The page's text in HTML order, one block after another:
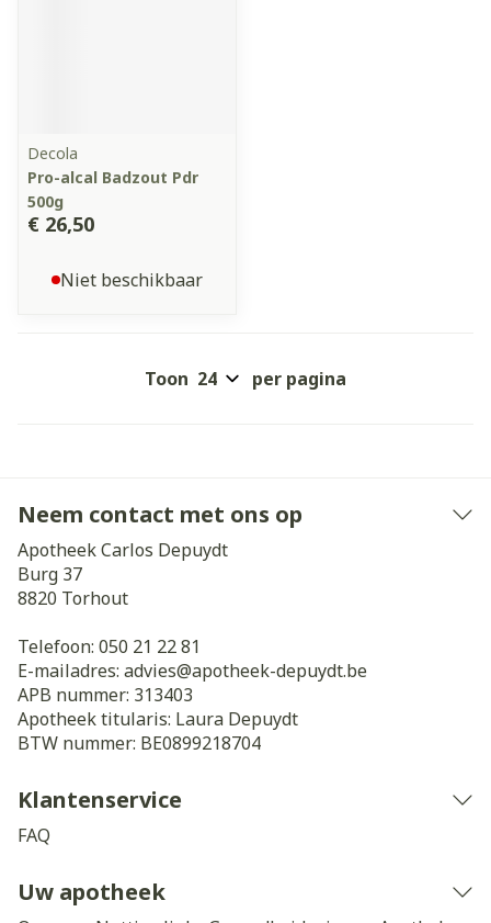
Decola
Pro-alcal Badzout Pdr
500g
€ 26,50
Niet beschikbaar
Toon per pagina
Neem contact met ons op
Apotheek Carlos Depuydt
Burg 37
8820 Torhout
Telefoon: 050 21 22 81
E-mailadres: advies@apotheek-depuydt.be
APB nummer: 313403
Apotheek titularis: Laura Depuydt
BTW nummer: BE0899218704
Klantenservice
FAQ
Uw apotheek